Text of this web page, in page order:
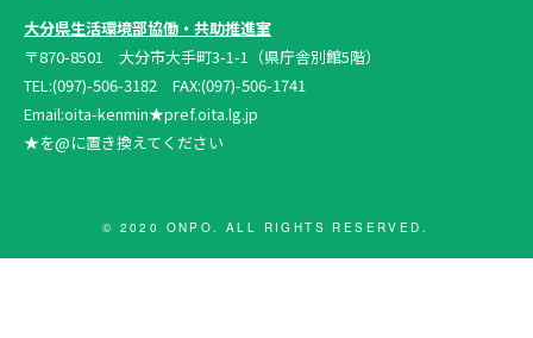
大分県生活環境部協働・共助推進室
〒870-8501 大分市大手町3-1-1（県庁舎別館5階）
TEL:(097)-506-3182 FAX:(097)-506-1741
Email:oita-kenmin★pref.oita.lg.jp
★を@に置き換えてください
© 2020 ONPO. ALL RIGHTS RESERVED.